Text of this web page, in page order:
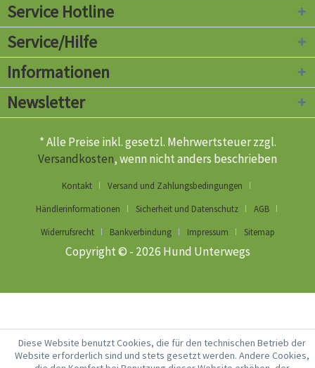
Service Hotline
Service/Hilfe
Informationen
Newsletter
* Alle Preise inkl. gesetzl. Mehrwertsteuer zzgl.
Versandkosten, wenn nicht anders beschrieben
Kontakt
Versand und Zahlungsbedingungen
Händlerinformationen
Sicherheit und Datenschutz
AGB
Widerrufsrecht
Bankverbindung Impressum Sitemap
Copyright © - 2026 Hund Unterwegs
Diese Website benutzt Cookies, die für den technischen Betrieb der
Website erforderlich sind und stets gesetzt werden. Andere Cookies,